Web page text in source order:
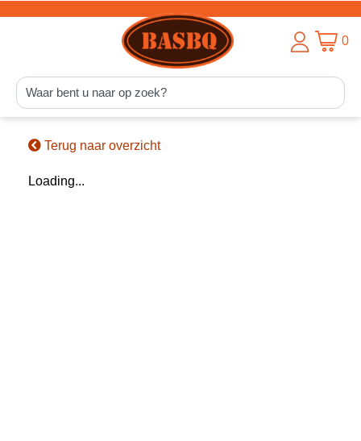
0
Terug naar overzicht
Loading...